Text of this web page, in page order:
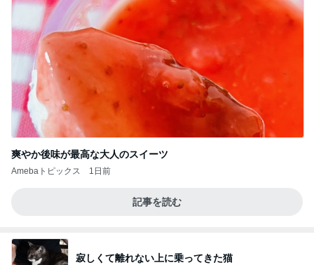
爽やか後味が最高な大人のスイーツ
Amebaトピックス 1日前
記事を読む
寂しくて離れない上に乗ってきた猫